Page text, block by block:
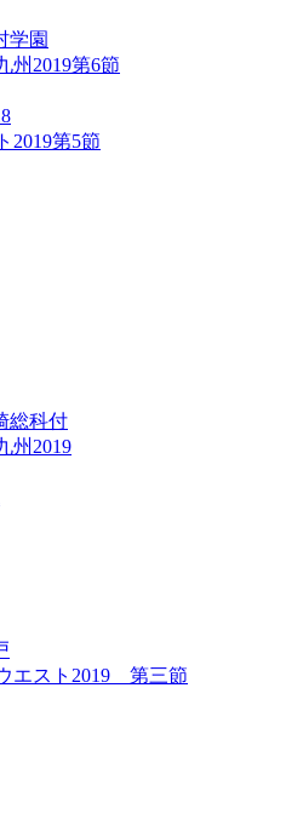
学園
州2019第6節
2019第5節
総科付
州2019
エスト2019 第三節